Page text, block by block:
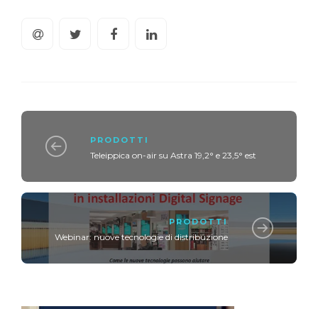
PRODOTTI
Teleippica on-air su Astra 19,2° e 23,5° est
PRODOTTI
Webinar: nuove tecnologie di distribuzione